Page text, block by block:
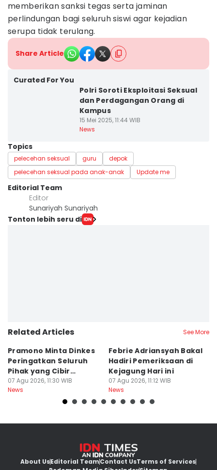
memberikan sanksi tegas serta jaminan
perlindungan bagi seluruh siswi agar kejadian
serupa tidak terulang.
Share Article
Curated For You
Polri Soroti Eksploitasi Seksual
dan Perdagangan Orang di
Kampus
15 Mei 2025, 11:44 WIB
News
Topics
pelecehan seksual guru
depok
pelecehan seksual pada anak-anak
Update me
Editorial Team
Editor
Sunariyah Sunariyah
Tonton lebih seru di
Related Articles See More
Pramono Minta Dinkes
Peringatkan Seluruh
Pihak yang Cibir
Pengguna BPJS
07 Agu 2026, 11:30 WIB
News
Febrie Adriansyah Bakal
Hadiri Pemeriksaan di
Kejagung Hari ini
07 Agu 2026, 11:12 WIB
News
About UsEditorial TeamContact UsTerms of Services